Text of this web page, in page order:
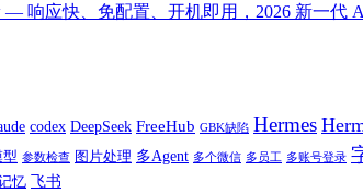
— 响应快、免配置、开机即用，2026 新一代
codex DeepSeek FreeHub GBK缺陷 Hermes
型 参数检查 图片处理 多Agent 多个微信 多员工 多账号登录
忆 飞书